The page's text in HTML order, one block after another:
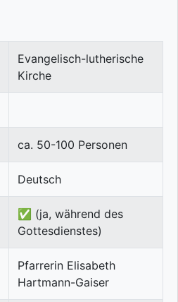
Evangelisch-lutherische
Kirche
ca. 50-100 Personen
Deutsch
✅ (ja, während des
Gottesdienstes)
Pfarrerin Elisabeth
Hartmann-Gaiser